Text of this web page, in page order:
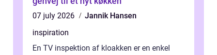
07 july 2026
Jannik Hansen
inspiration
En TV inspektion af kloakken er en enkel